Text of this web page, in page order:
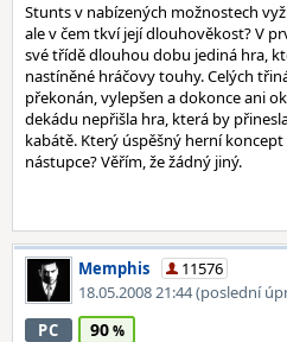
Stunts v nabízených možnostech
ale v čem tkví její dlouhověkost? V
své třídě dlouhou dobu jediná hra,
nastíněné hráčovy touhy. Celých
překonán, vylepšen a dokonce ani
dekádu nepřišla hra, která by
kabátě. Který úspěšný herní
nástupce? Věřím, že žádný jiný.
Memphis
11576
18.05.2008 21:44(poslední
PC
90